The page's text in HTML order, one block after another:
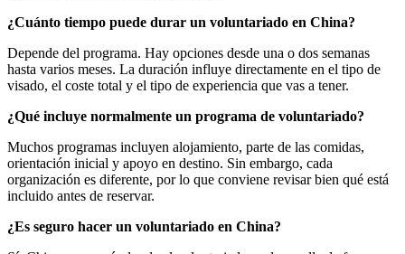
¿Cuánto tiempo puede durar un voluntariado en China?
Depende del programa. Hay opciones desde una o dos semanas
hasta varios meses. La duración influye directamente en el tipo de
visado, el coste total y el tipo de experiencia que vas a tener.
¿Qué incluye normalmente un programa de voluntariado?
Muchos programas incluyen alojamiento, parte de las comidas,
orientación inicial y apoyo en destino. Sin embargo, cada
organización es diferente, por lo que conviene revisar bien qué está
incluido antes de reservar.
¿Es seguro hacer un voluntariado en China?